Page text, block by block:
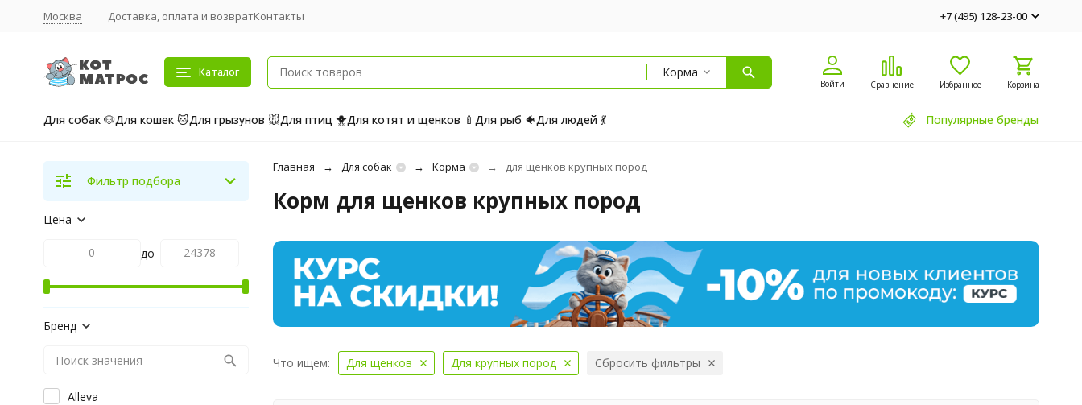
Москва Доставка, оплата и возвратКонтакты +7 (495) 128-23-00
Каталог Корма
Войти Сравнение Избранное Корзина
Для собак 🐶Для кошек 🐱Для грызунов 🐭Для птиц 🐥Для котят и щенков 🍼 Для рыб 🐠Для людей 💃 Популярные бренды
Главная Для собак Корма для щенков крупных пород
Корм для щенков крупных пород
Что ищем: Для щенков Для крупных пород Сбросить фильтры
Фильтр подбора
Цена
до
Бренд
Alleva